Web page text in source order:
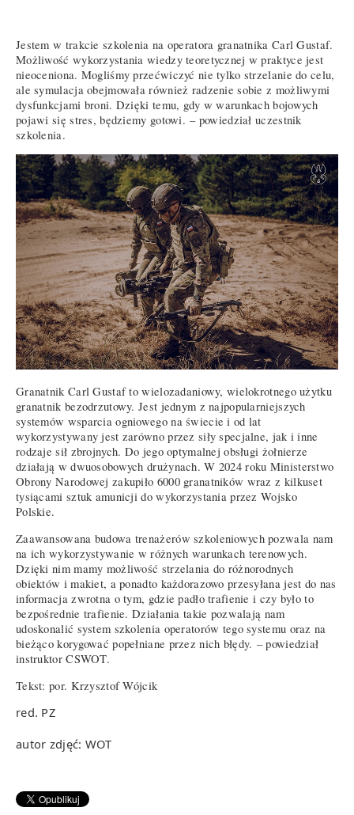
Jestem w trakcie szkolenia na operatora granatnika Carl Gustaf.
Możliwość wykorzystania wiedzy teoretycznej w praktyce jest
nieoceniona. Mogliśmy przećwiczyć nie tylko strzelanie do celu,
ale symulacja obejmowała również radzenie sobie z możliwymi
dysfunkcjami broni. Dzięki temu, gdy w warunkach bojowych
pojawi się stres, będziemy gotowi. – powiedział uczestnik
szkolenia.
Granatnik Carl Gustaf to wielozadaniowy, wielokrotnego użytku
granatnik bezodrzutowy. Jest jednym z najpopularniejszych
systemów wsparcia ogniowego na świecie i od lat
wykorzystywany jest zarówno przez siły specjalne, jak i inne
rodzaje sił zbrojnych. Do jego optymalnej obsługi żołnierze
działają w dwuosobowych drużynach. W 2024 roku Ministerstwo
Obrony Narodowej zakupiło 6000 granatników wraz z kilkuset
tysiącami sztuk amunicji do wykorzystania przez Wojsko
Polskie.
Zaawansowana budowa trenażerów szkoleniowych pozwala nam
na ich wykorzystywanie w różnych warunkach terenowych.
Dzięki nim mamy możliwość strzelania do różnorodnych
obiektów i makiet, a ponadto każdorazowo przesyłana jest do nas
informacja zwrotna o tym, gdzie padło trafienie i czy było to
bezpośrednie trafienie. Działania takie pozwalają nam
udoskonalić system szkolenia operatorów tego systemu oraz na
bieżąco korygować popełniane przez nich błędy. – powiedział
instruktor CSWOT.
Tekst: por. Krzysztof Wójcik
red. PZ
autor zdjęć: WOT